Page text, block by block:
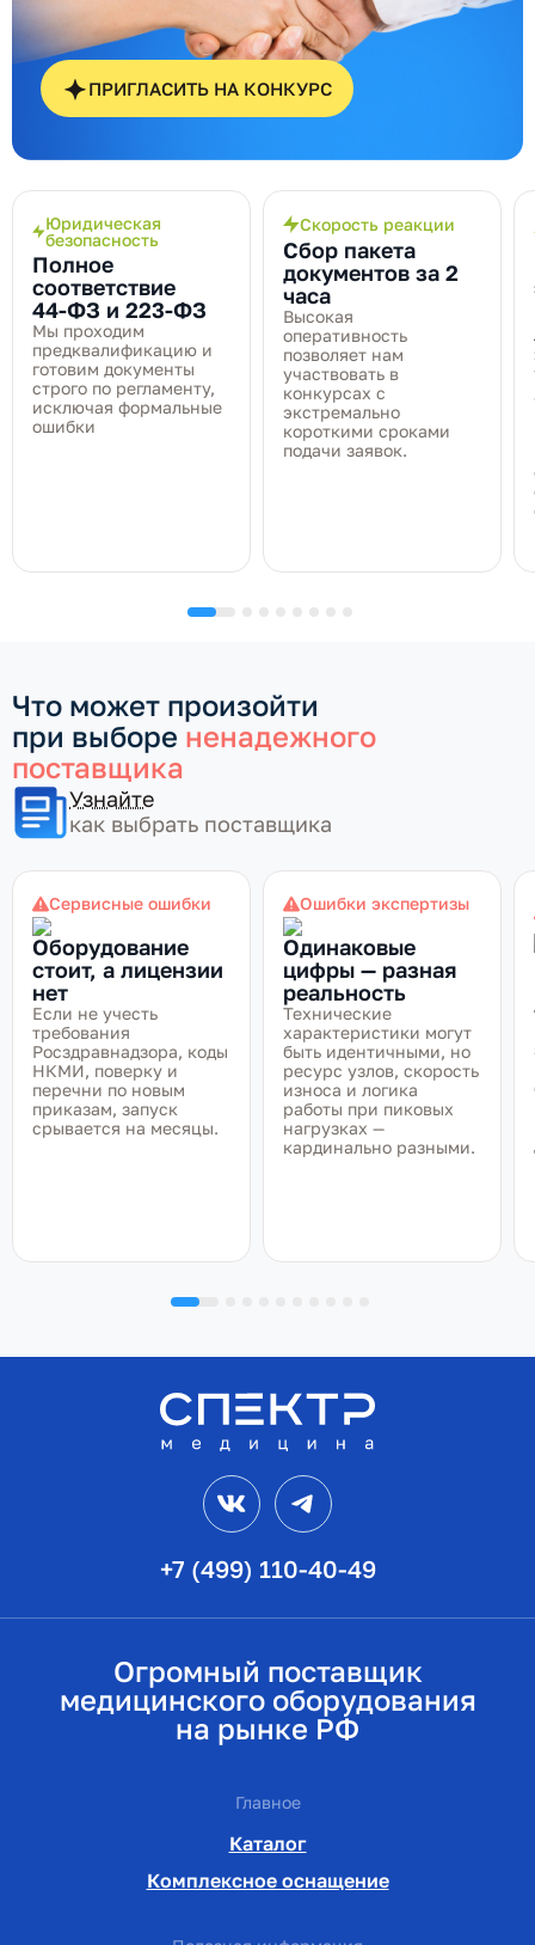
ПРИГЛАСИТЬ НА КОНКУРС
Юридическая
безопасность
Полное
соответствие
44‑ФЗ и 223‑ФЗ
Мы проходим
предквалификацию и
готовим документы
строго по регламенту,
исключая формальные
ошибки
Скорость реакции
Сбор пакета
документов за 2
часа
Высокая
оперативность
позволяет нам
участвовать в
конкурсах с
экстремально
короткими сроками
подачи заявок.
Что может произойти
при выборе ненадежного
поставщика
Узнайте
как выбрать поставщика
Сервисные ошибки
Оборудование
стоит, а лицензии
нет
Если не учесть
требования
Росздравнадзора, коды
НКМИ, поверку и
перечни по новым
приказам, запуск
срывается на месяцы.
Ошибки экспертизы
Одинаковые
цифры — разная
реальность
Технические
характеристики могут
быть идентичными, но
ресурс узлов, скорость
износа и логика
работы при пиковых
нагрузках —
кардинально разными.
+7 (499) 110-40-49
VK
Огромный поставщик
медицинского оборудования
на рынке РФ
Главное
Каталог
Комплексное оснащение